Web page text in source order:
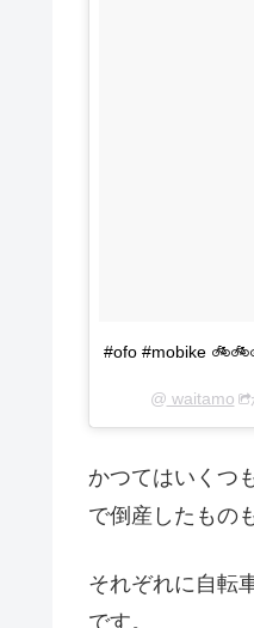
#ofo #mobike
@ waitamo
かつてはいくつ
で倒産したもの
それぞれに自転
です。